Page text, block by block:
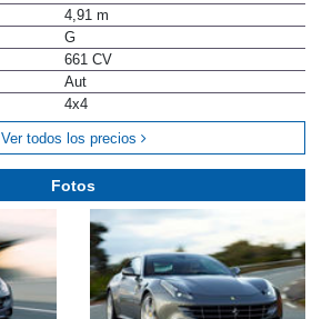
4,91 m
G
661 CV
Aut
4x4
Ver todos los precios
Fotos